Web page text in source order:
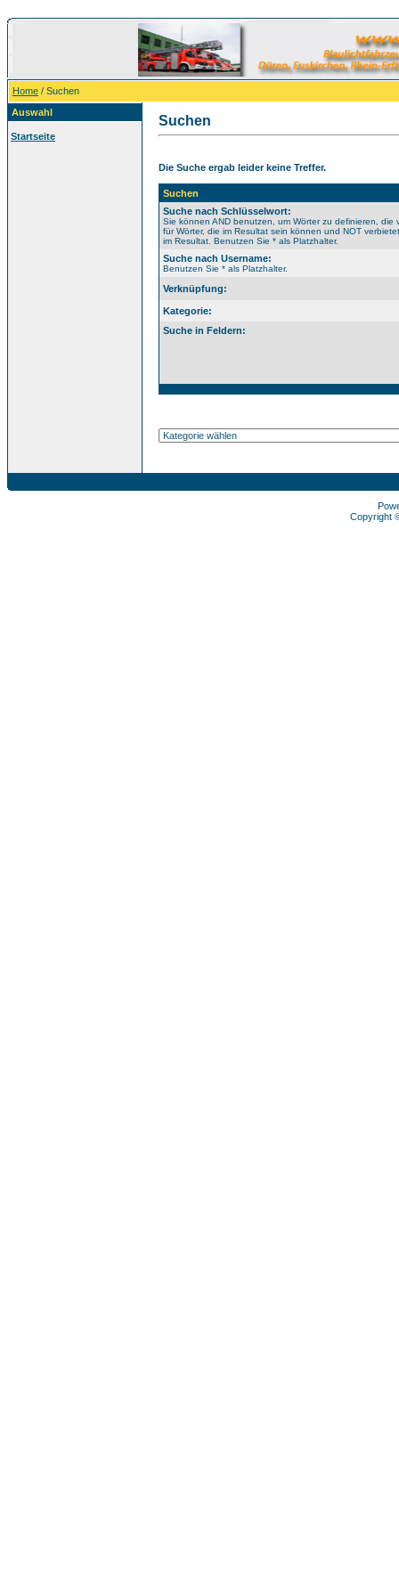
Home / Suchen
Auswahl
Startseite
Suchen
Die Suche ergab leider keine Treffer.
Suchen
Suche nach Schlüsselwort:
Sie können AND benutzen, um Wörter zu definieren, die
für Wörter, die im Resultat sein können und NOT
im Resultat. Benutzen Sie * als Platzhalter.
Suche nach Username:
Benutzen Sie * als Platzhalter.
Verknüpfung:
Kategorie:
Suche in Feldern:
Copyright